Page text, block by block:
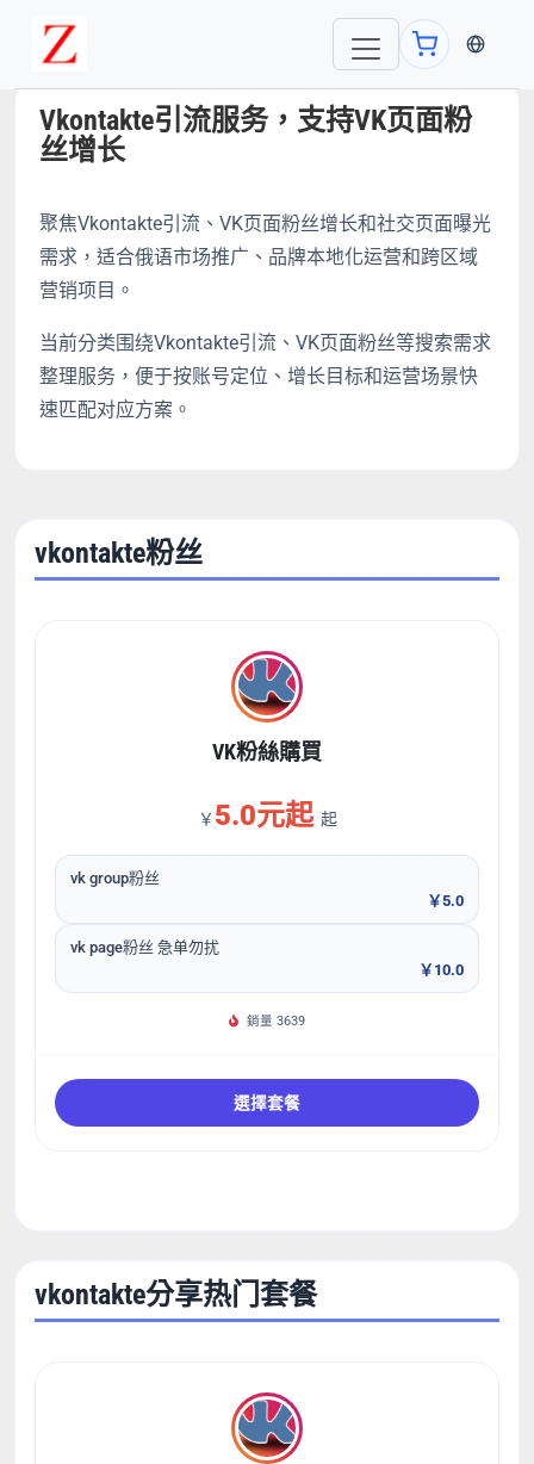
当前语
Vkontakte引流服务，支持VK页面粉
丝增长
聚焦Vkontakte引流、VK页面粉丝增长和社交页面曝光
需求，适合俄语市场推广、品牌本地化运营和跨区域
营销项目。
当前分类围绕Vkontakte引流、VK页面粉丝等搜索需求
整理服务，便于按账号定位、增长目标和运营场景快
速匹配对应方案。
vkontakte粉丝
VK粉絲購買
￥ 5.0元起 起
vk group粉丝
￥5.0
vk page粉丝 急单勿扰
￥10.0
銷量 3639
選擇套餐
vkontakte分享热门套餐